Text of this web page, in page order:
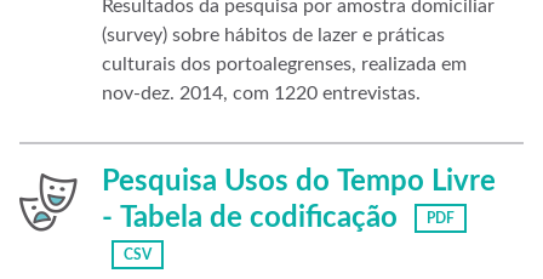
Resultados da pesquisa por amostra domiciliar
(survey) sobre hábitos de lazer e práticas
culturais dos portoalegrenses, realizada em
nov-dez. 2014, com 1220 entrevistas.
Pesquisa Usos do Tempo Livre
- Tabela de codificação
PDF
CSV